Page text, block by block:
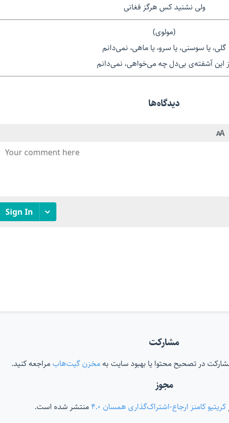
ولی نشنید کس هرگز فغانی
(مولوی)
گلی، یا سوسنی، یا سرو، یا ماهی، نمی‌دانم
این آشفته‌ی بی‌دل چه می‌خواهی، نمی‌دانم
دیدگاه‌ها
مشارکت
در تصحیح محتوا یا بهبود سایت بهمخزن گیت‌هابمراجعه کنید.
مجوز
کریتیو کامنز ارجاع-اشتراک‌گذاری همسان ۴.۰
منتشر شده است.